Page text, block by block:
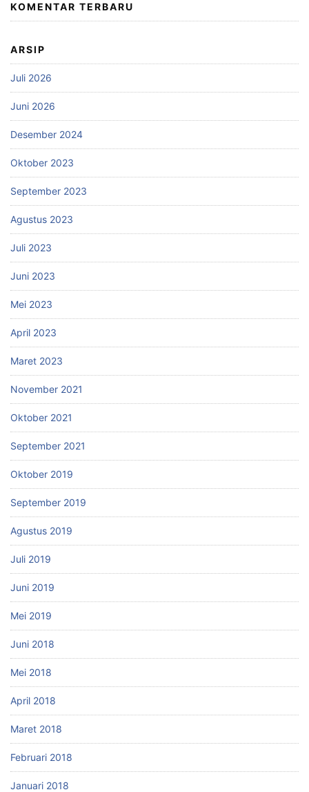
KOMENTAR TERBARU
ARSIP
Juli 2026
Juni 2026
Desember 2024
Oktober 2023
September 2023
Agustus 2023
Juli 2023
Juni 2023
Mei 2023
April 2023
Maret 2023
November 2021
Oktober 2021
September 2021
Oktober 2019
September 2019
Agustus 2019
Juli 2019
Juni 2019
Mei 2019
Juni 2018
Mei 2018
April 2018
Maret 2018
Februari 2018
Januari 2018